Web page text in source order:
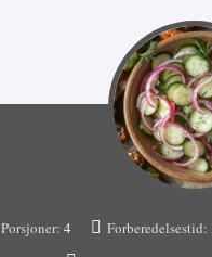
Porsjoner: 4 Forberedelsestid: